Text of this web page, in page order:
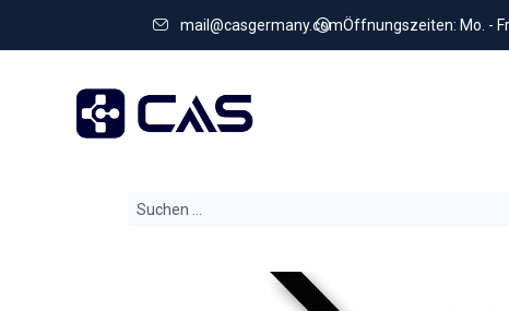
mail@casgermany.comÖffnungszeiten: Mo. -